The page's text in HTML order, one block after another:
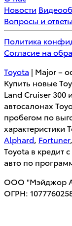
Новости
Вопросы и ответы
Политика
Согласие на
Toyota | Major –
Купить новые
Land Cruiser 300
автосалонах
пробегом по
характеристики
Alphard, Fortuner,
Toyota в кредит
авто по
ООО "Мэйджор
ОГРН: